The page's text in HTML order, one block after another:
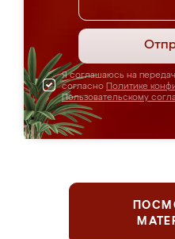
Я соглашаюсь на
согласно Политике
Пользовательскому